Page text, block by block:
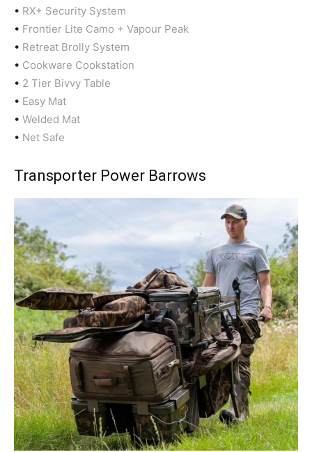
• RX+ Security System
• Frontier Lite Camo + Vapour Peak
• Retreat Brolly System
• Cookware Cookstation
• 2 Tier Bivvy Table
• Easy Mat
• Welded Mat
• Net Safe
Transporter Power Barrows